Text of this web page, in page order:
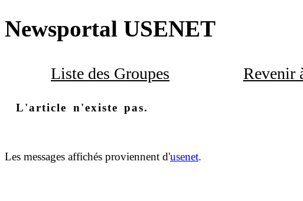
Newsportal USENET
Liste des Groupes Revenir
L'article n'existe pas.
Les messages affichés proviennent d'usenet.